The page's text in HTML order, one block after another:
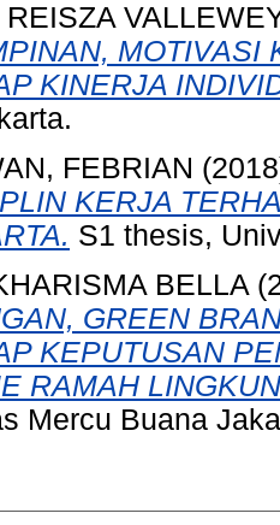
MOTIVASI
KINERJA
FEBRIAN
KERJA
S1 thesis,
BELLA
GREEN
KEPUTUSAN
RAMAH
Mercu Buana